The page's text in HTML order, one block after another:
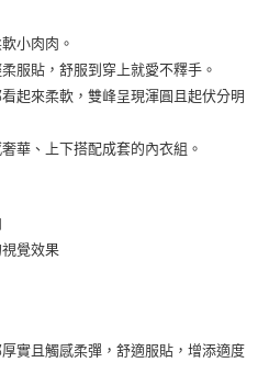
上)免運費
小肉肉。
服貼，舒服到穿上就愛不釋手。
起來柔軟，雙峰呈現渾圓且起伏分明
華、上下搭配成套的內衣組。
覺效果
實且觸感柔彈，舒適服貼，增添適度